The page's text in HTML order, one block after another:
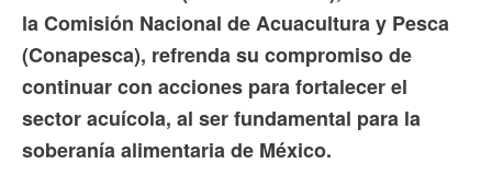
la Comisión Nacional de Acuacultura y Pesca
(Conapesca), refrenda su compromiso de
continuar con acciones para fortalecer el
sector acuícola, al ser fundamental para la
soberanía alimentaria de México.